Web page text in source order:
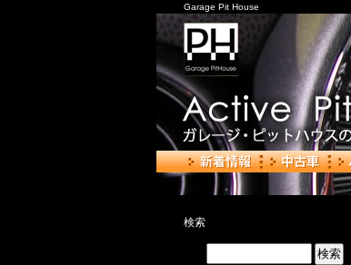
Garage Pit House
検索